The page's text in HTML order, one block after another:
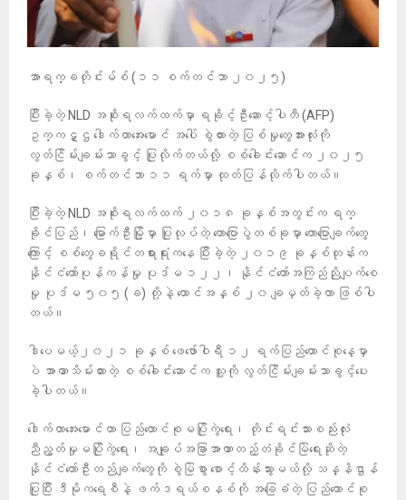
အာရက္ခတိုင်းမ်စ် (၁၁ စက်တင်ဘာ ၂၀၂၅)
ပြီးခဲ့တဲ့ NLD အစိုးရလက်ထက်မှာ ရခိုင့်ဦးဆောင့်ပါတီ (AFP)
ဥက္ကဋ္ဌ ဒေါက်တာအေးမောင် အပေါ် စွဲထားတဲ့ ပြစ်မှုတွေအားလုံးကို
လွတ်ငြိမ်းချမ်းသာခွင့် ပြုလိုက်တယ်လို့ စစ်ခေါင်းဆောင်က ၂၀၂၅
ခုနှစ်၊ စက်တင်ဘာ ၁၁ ရက်မှာ ထုတ်ပြန်လိုက်ပါတယ်။
ပြီးခဲ့တဲ့ NLD အစိုးရလက်ထက် ၂၀၁၈ ခုနှစ်အတွင်းက ရက္
ခိုင်ပြည်၊ မြောက်ဦးမြို့မှာ ပြုလုပ်တဲ့ ဟောပြောပွဲတစ်ခုမှာ ဟောပြောချက်တွေ
ကြောင့် စစ်တွေခရိုင်တရားရုံးကနေ ပြီးခဲ့တဲ့ ၂၀၁၉ ခုနှစ်တုန်းက
နိုင်ငံတော်ပုန်ကန်မှု ပုဒ်မ ၁၂၂၊ နိုင်ငံတော်အကြည်ညိုပျက်စေ
မှု ပုဒ်မ ၅၀၅ (ခ) တို့နဲ့ ထောင်အနှစ် ၂၀ ချမှတ်ခဲ့တာ ဖြစ်ပါ
တယ်။
ဒါပေမယ့်၂၀၂၁ ခုနှစ် ဖေဖော်ဝါရီ ၁၂ ရက်ပြည်ထောင်စုနေ့မှာ
ပဲ အာဏာသိမ်းထားတဲ့ စစ်ခေါင်းဆောင်က သူ့ကို လွတ်ငြိမ်းချမ်းသာခွင့်ပေး
ခဲ့ပါတယ်။
ဒေါက်တာအေးမောင်ဟာ ပြည်ထောင်စုမပြိုကွဲရေး၊ တိုင်းရင်းသားစည်းလုံး
ညီညွတ်မှုမပြိုကွဲရေး၊ အချုပ်အခြာအာဏာတည့်တံခိုင်မြဲရေးဆိုတဲ့
နိုင်ငံတော်ဦးတည်ချက်တွေကို စွဲမြဲစွာ စောင့်ထိန်းသွားမယ်လို့ သန္နိဌာန်
ပြုပြီး ဒီမိုကရေစီနဲ့ ဖက်ဒရယ်စနစ်ကို အခြေခံတဲ့ ပြည်ထောင်စု